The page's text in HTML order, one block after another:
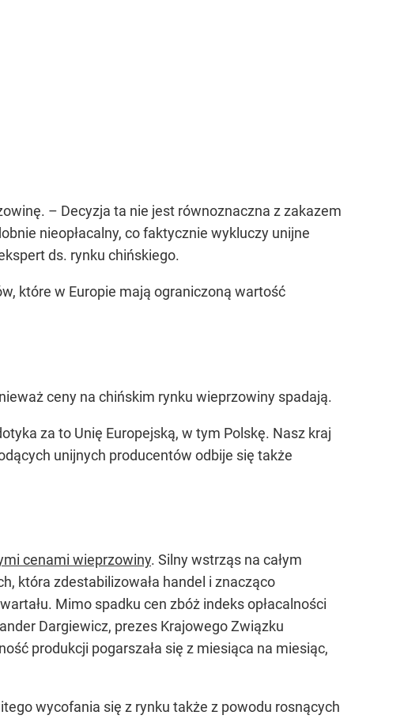
– Decyzja ta nie jest równoznaczna z zakazem
nieopłacalny, co faktycznie wykluczy unijne
ds. rynku chińskiego.
które w Europie mają ograniczoną wartość
ceny na chińskim rynku wieprzowiny spadają.
za to Unię Europejską, w tym Polskę. Nasz kraj
unijnych producentów odbije się także
cenami wieprzowiny. Silny wstrząs na całym
która zdestabilizowała handel i znacząco
Mimo spadku cen zbóż indeks opłacalności
Dargiewicz, prezes Krajowego Związku
produkcji pogarszała się z miesiąca na miesiąc,
wycofania się z rynku także z powodu rosnących